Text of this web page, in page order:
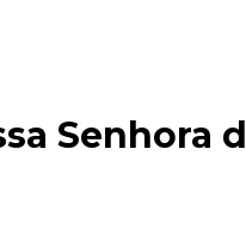
Senhora